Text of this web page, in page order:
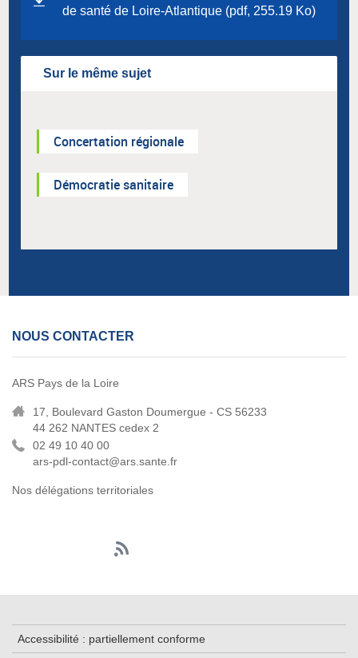
de santé de Loire-Atlantique (pdf, 255.19 Ko)
Sur le même sujet
Concertation régionale
Démocratie sanitaire
NOUS CONTACTER
ARS Pays de la Loire
17, Boulevard Gaston Doumergue - CS 56233
44 262 NANTES cedex 2
02 49 10 40 00
ars-pdl-contact@ars.sante.fr
Nos délégations territoriales
Accessibilité : partiellement conforme